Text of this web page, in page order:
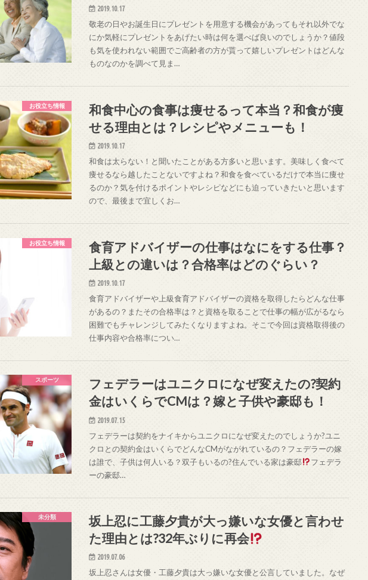
2019.10.17
敬老の日やお誕生日にプレゼントを用意する機会があってもそれ以外でな
にか気軽にプレゼントをあげたい時は何を選べば良いのでしょうか？値段
も気を使われない範囲でご高齢者の方が貰って嬉しいプレゼントはどんな
ものなのかを調べて見ま…
お役立ち情報
和食中心の食事は痩せるって本当？和食が痩
せる理由とは？レシピやメニューも！
2019.10.17
和食は太らない！と聞いたことがある方多いと思います。美味しく食べて
痩せるなら越したことないですよね？和食を食べているだけで本当に痩せ
るのか？気を付けるポイントやレシピなどにも迫っていきたいと思います
ので、最後まで宜しくお…
お役立ち情報
食育アドバイザーの仕事はなにをする仕事？
上級との違いは？合格率はどのぐらい？
2019.10.17
食育アドバイザーや上級食育アドバイザーの資格を取得したらどんな仕事
があるの？またその合格率は？と資格を取ることで仕事の幅が広がるなら
困難でもチャレンジしてみたくなりますよね。そこで今回は資格取得後の
仕事内容や合格率につい…
スポーツ
フェデラーはユニクロになぜ変えたの?契約
金はいくらでCMは？嫁と子供や豪邸も！
2019.07.15
フェデラーは契約をナイキからユニクロになぜ変えたのでしょうか?ユニ
クロとの契約金はいくらでどんなCMがながれているの？フェデラーの嫁
は誰で、子供は何人いる？双子もいるの?住んでいる家は豪邸
フェデラ
ーの豪邸…
未分類
坂上忍に工藤夕貴が大っ嫌いな女優と言わせ
た理由とは?32年ぶりに再会
2019.07.06
坂上忍さんは女優・工藤夕貴は大っ嫌いな女優と公言していました。なぜ